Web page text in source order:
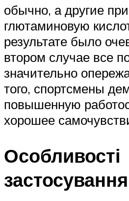
обычно, а другие
глютаминовую
результате было
втором случае все
значительно
того, спортсмены
повышенную
хорошее
Особливості
застосування